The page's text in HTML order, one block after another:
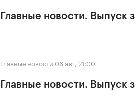
Главные новости. Выпуск
Главные новости 06 авг, 21:00
Главные новости. Выпуск